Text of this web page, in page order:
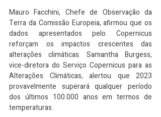
Mauro Facchini, Chefe de Observação da
Terra da Comissão Europeia, afirmou que os
dados apresentados pelo Copernicus
reforçam os impactos crescentes das
alterações climáticas. Samantha Burgess,
vice-diretora do Serviço Copernicus para as
Alterações Climáticas, alertou que 2023
provavelmente superará qualquer período
dos últimos 100.000 anos em termos de
temperaturas.